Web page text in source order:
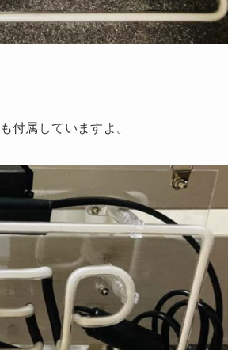
付属していますよ。